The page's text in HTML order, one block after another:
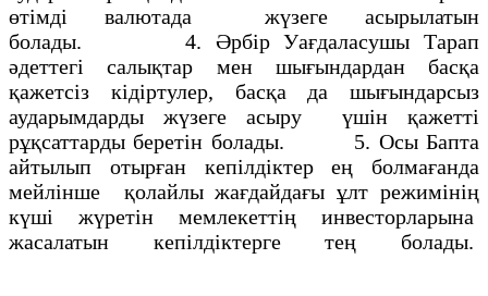
өтiмдi валютада жүзеге асырылатын
болады. 4. Әрбiр Уағдаласушы Тарап
әдеттегi салықтар мен шығындардан басқа
қажетсiз кiдiртулер, басқа да шығындарсыз
аударымдарды жүзеге асыру үшiн қажеттi
рұқсаттарды беретiн болады. 5. Осы Бапта
айтылып отырған кепiлдiктер ең болмағанда
мейлiнше қолайлы жағдайдағы ұлт режимiнiң
күшi жүретiн мемлекеттiң инвесторларына
жасалатын кепілдiктерге тең болады.